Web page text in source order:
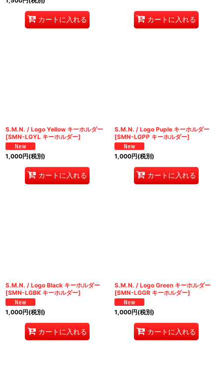
カートに入れる カートに入れる
S.M.N. / Logo Yellow キーホルダー
[SMN-LGYL キーホルダー]
1,000円(税別)
カートに入れる
S.M.N. / Logo Puple キーホルダー
[SMN-LGPP キーホルダー]
1,000円(税別)
カートに入れる
S.M.N. / Logo Black キーホルダー
[SMN-LGBK キーホルダー]
1,000円(税別)
カートに入れる
S.M.N. / Logo Green キーホルダー
[SMN-LGGR キーホルダー]
1,000円(税別)
カートに入れる